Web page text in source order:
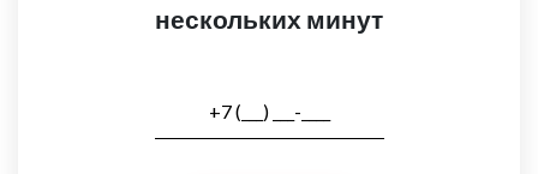
нескольких минут